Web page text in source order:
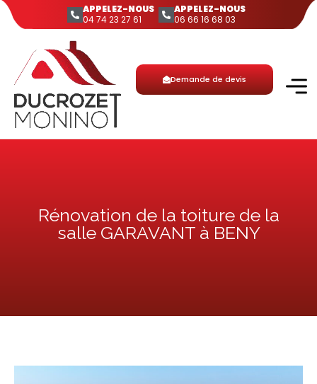
APPELEZ-NOUS
04 74 23 27 61
APPELEZ-NOUS
06 66 16 68 03
Demande de devis
Rénovation de la toiture de la
salle GARAVANT à BENY